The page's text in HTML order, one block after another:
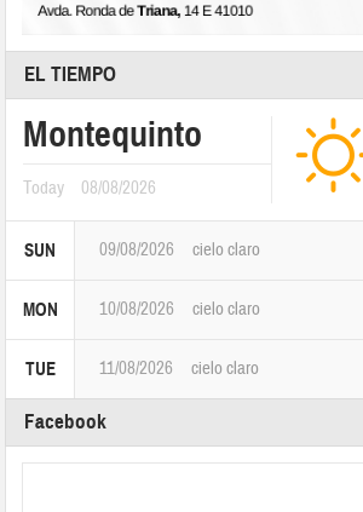
EL TIEMPO
Montequinto
Today 08/08/2026
SUN 09/08/2026 cielo claro
MON 10/08/2026 cielo claro
TUE 11/08/2026 cielo claro
Facebook